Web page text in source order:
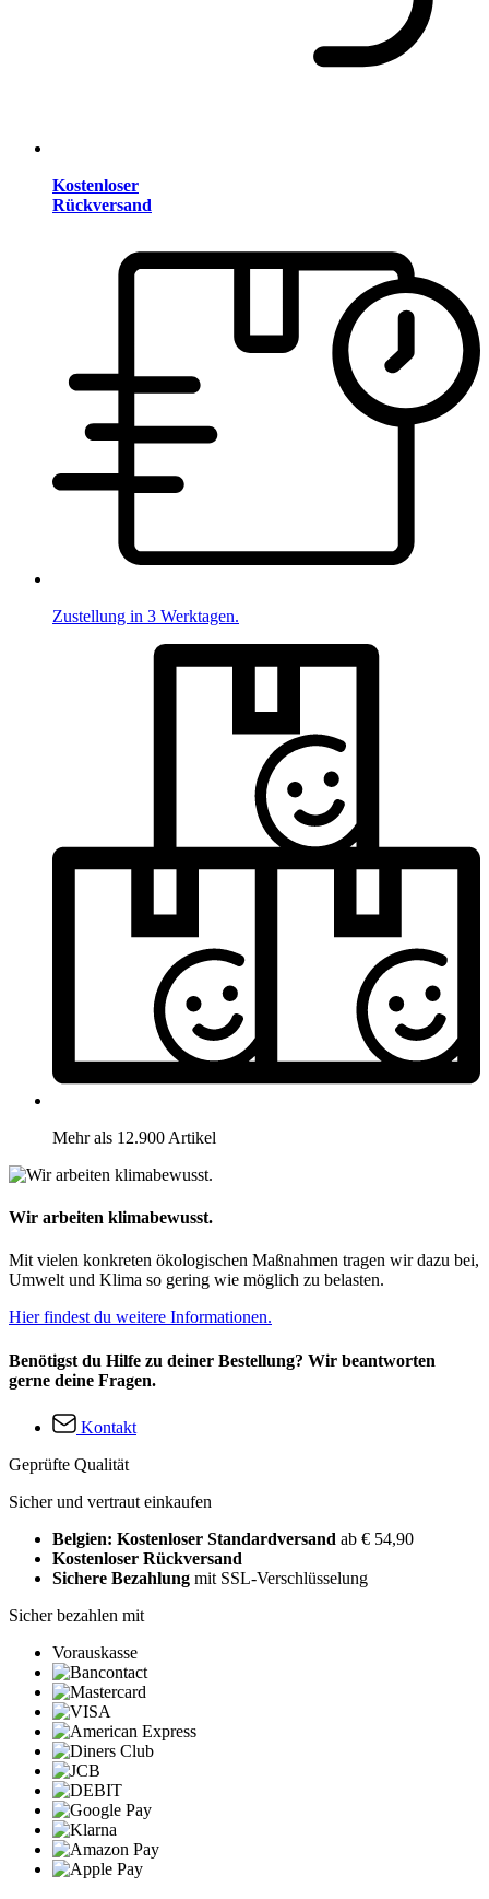
Kostenloser
Rückversand
Zustellung in 3 Werktagen.
Mehr als 12.900 Artikel
Wir arbeiten klimabewusst.
Mit vielen konkreten ökologischen Maßnahmen tragen wir dazu bei,
Umwelt und Klima so gering wie möglich zu belasten.
Hier findest du weitere Informationen.
Benötigst du Hilfe zu deiner Bestellung? Wir beantworten
gerne deine Fragen.
Kontakt
Geprüfte Qualität
Sicher und vertraut einkaufen
Belgien: Kostenloser Standardversand ab € 54,90
Kostenloser Rückversand
Sichere Bezahlung mit SSL-Verschlüsselung
Sicher bezahlen mit
Vorauskasse